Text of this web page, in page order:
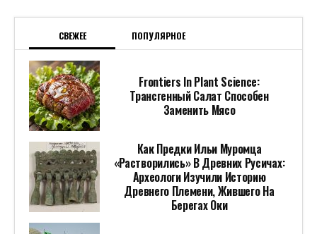
СВЕЖЕЕ ПОПУЛЯРНОЕ
Frontiers In Plant Science:
Трансгенный Салат Способен
Заменить Мясо
Как Предки Ильи Муромца
«растворились» В Древних Русичах:
Археологи Изучили Историю
Древнего Племени, Жившего На
Берегах Оки